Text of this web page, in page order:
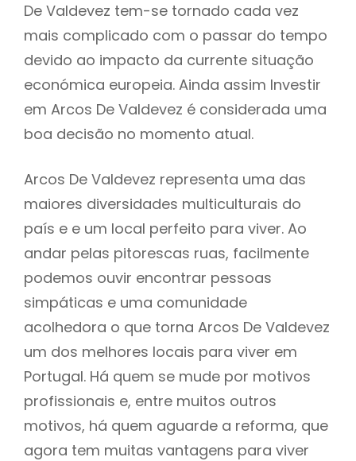
De Valdevez tem-se tornado cada vez
mais complicado com o passar do tempo
devido ao impacto da currente situação
económica europeia. Ainda assim Investir
em Arcos De Valdevez é considerada uma
boa decisão no momento atual.
Arcos De Valdevez representa uma das
maiores diversidades multiculturais do
país e e um local perfeito para viver. Ao
andar pelas pitorescas ruas, facilmente
podemos ouvir encontrar pessoas
simpáticas e uma comunidade
acolhedora o que torna Arcos De Valdevez
um dos melhores locais para viver em
Portugal. Há quem se mude por motivos
profissionais e, entre muitos outros
motivos, há quem aguarde a reforma, que
agora tem muitas vantagens para viver